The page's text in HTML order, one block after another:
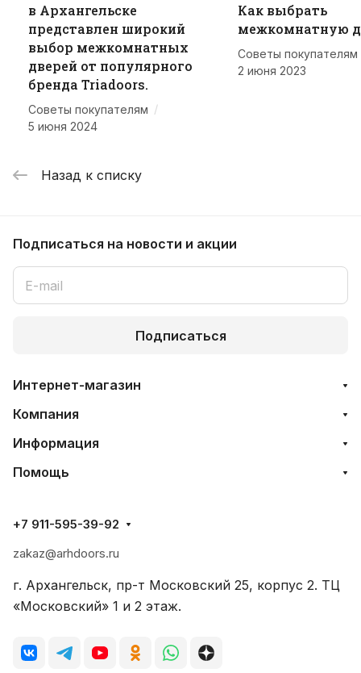
в Архангельске
представлен широкий
выбор межкомнатных
дверей от популярного
бренда Triadoors.
Советы покупателям /
5 июня 2024
Как выбрать
межкомнатную
Советы покупателям
2 июня 2023
Назад к списку
Подписаться на новости и акции
Подписаться
Интернет-магазин
Компания
Информация
Помощь
+7 911-595-39-92
zakaz@arhdoors.ru
г. Архангельск, пр-т Московский 25, корпус 2. ТЦ
«Московский» 1 и 2 этаж.